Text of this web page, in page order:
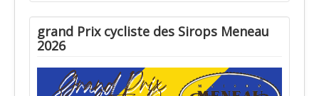
grand Prix cycliste des Sirops Meneau
2026